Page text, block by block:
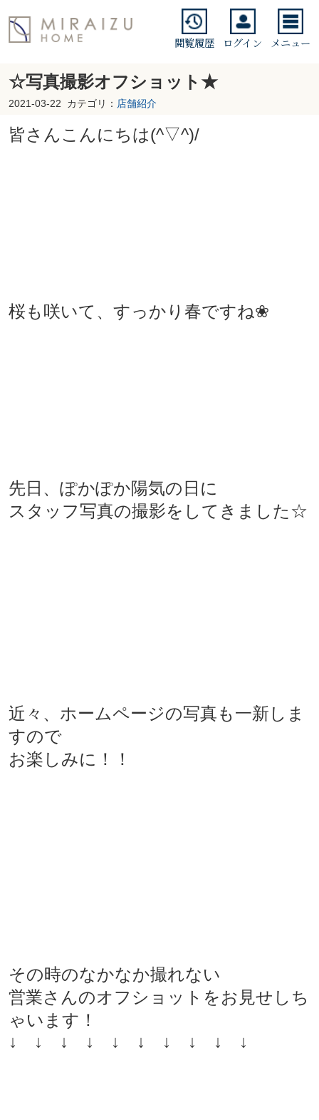
閲覧履歴 ログイン メニュー
☆写真撮影オフショット★
2021-03-22 カテゴリ： 店舗紹介
皆さんこんにちは(^▽^)/
桜も咲いて、すっかり春ですね❀
先日、ぽかぽか陽気の日に
スタッフ写真の撮影をしてきました☆
近々、ホームページの写真も一新しま
すので
お楽しみに！！
その時のなかなか撮れない
営業さんのオフショットをお見せしち
ゃいます！
↓ ↓ ↓ ↓ ↓ ↓ ↓ ↓ ↓ ↓